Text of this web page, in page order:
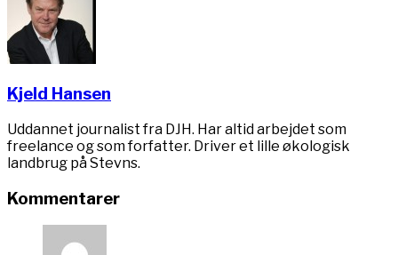
Kjeld Hansen
Uddannet journalist fra DJH. Har altid arbejdet som
freelance og som forfatter. Driver et lille økologisk
landbrug på Stevns.
Kommentarer